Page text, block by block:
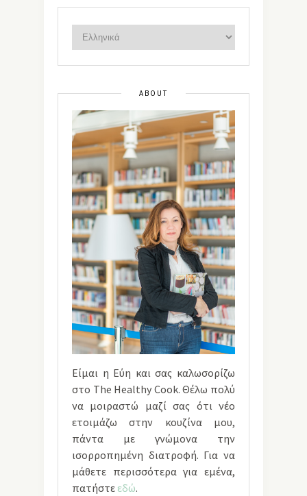
ABOUT
Είμαι η Εύη και σας καλωσορίζω
στο The Healthy Cook. Θέλω πολύ
να μοιραστώ μαζί σας ότι νέο
ετοιμάζω στην κουζίνα μου,
πάντα με γνώμονα την
ισορροπημένη διατροφή. Για να
μάθετε περισσότερα για εμένα,
πατήστε εδώ.